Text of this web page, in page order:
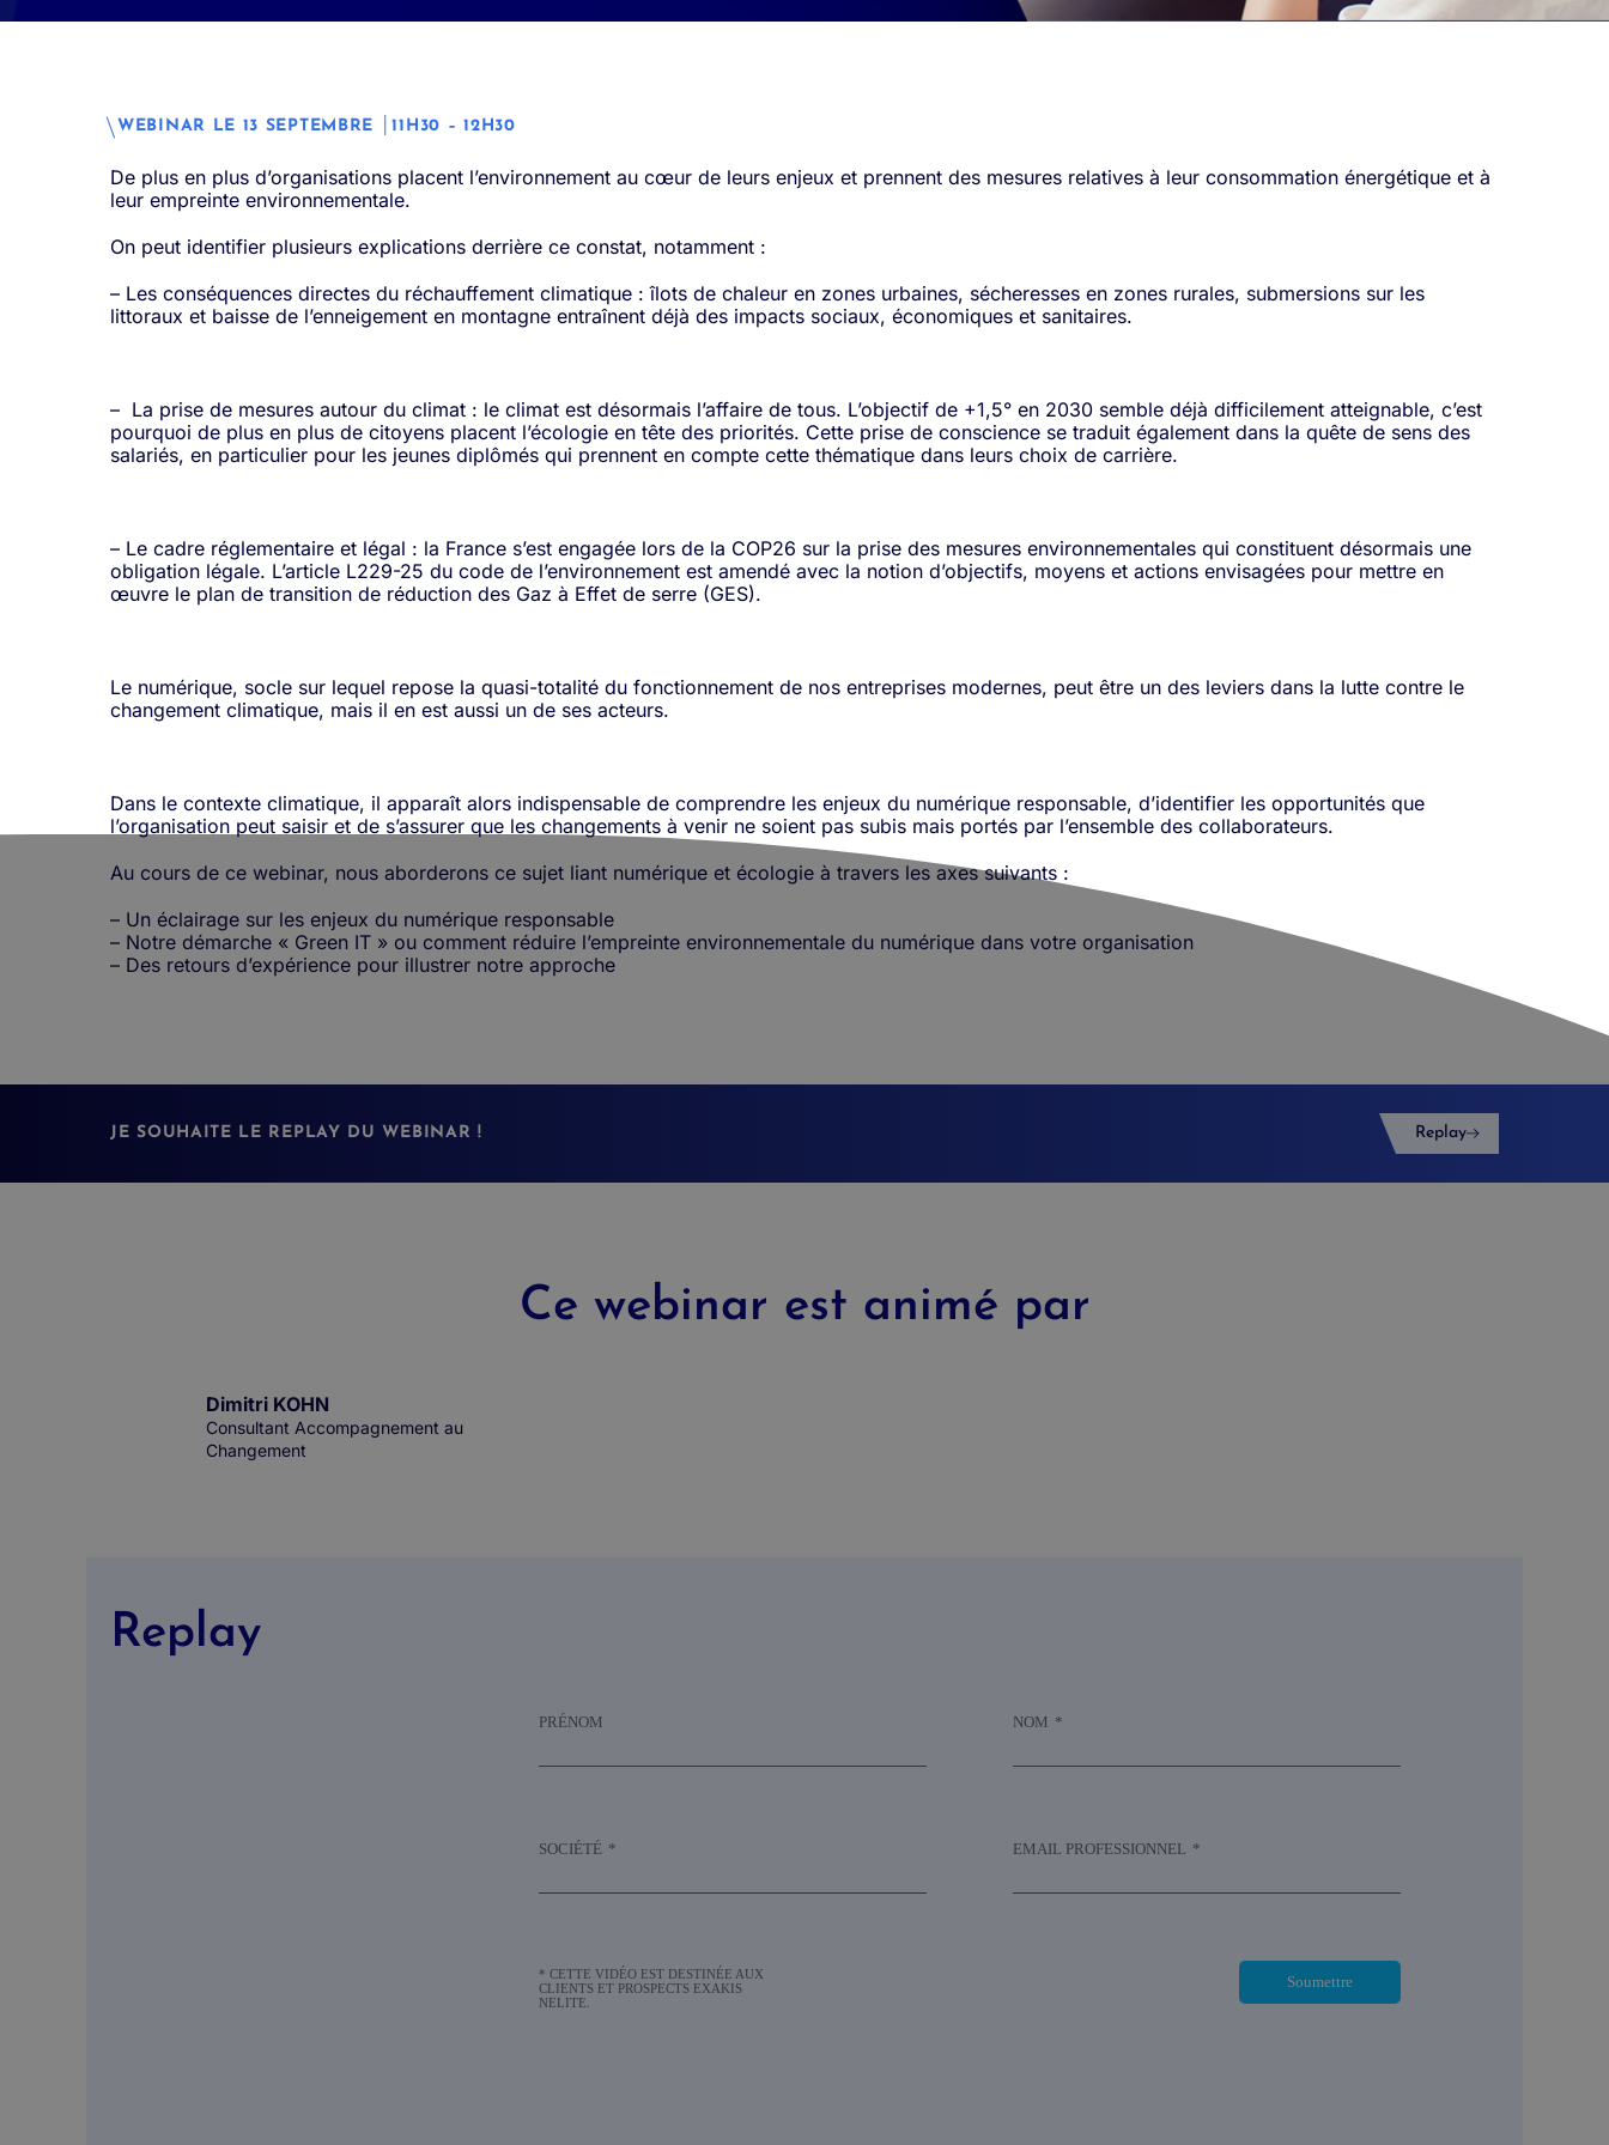
WEBINAR LE 13 SEPTEMBRE │11H30 – 12H30
De plus en plus d’organisations placent l’environnement au cœur de leurs enjeux et prennent des mesures relatives à leur consommation énergétique et à
leur empreinte environnementale.
On peut identifier plusieurs explications derrière ce constat, notamment :
– Les conséquences directes du réchauffement climatique : îlots de chaleur en zones urbaines, sécheresses en zones rurales, submersions sur les
littoraux et baisse de l’enneigement en montagne entraînent déjà des impacts sociaux, économiques et sanitaires.
– La prise de mesures autour du climat : le climat est désormais l’affaire de tous. L’objectif de +1,5° en 2030 semble déjà difficilement atteignable, c’est
pourquoi de plus en plus de citoyens placent l’écologie en tête des priorités. Cette prise de conscience se traduit également dans la quête de sens des
salariés, en particulier pour les jeunes diplômés qui prennent en compte cette thématique dans leurs choix de carrière.
– Le cadre réglementaire et légal : la France s’est engagée lors de la COP26 sur la prise des mesures environnementales qui constituent désormais une
obligation légale. L’article L229-25 du code de l’environnement est amendé avec la notion d’objectifs, moyens et actions envisagées pour mettre en
œuvre le plan de transition de réduction des Gaz à Effet de serre (GES).
Le numérique, socle sur lequel repose la quasi-totalité du fonctionnement de nos entreprises modernes, peut être un des leviers dans la lutte contre le
changement climatique, mais il en est aussi un de ses acteurs.
Dans le contexte climatique, il apparaît alors indispensable de comprendre les enjeux du numérique responsable, d’identifier les opportunités que
l’organisation peut saisir et de s’assurer que les changements à venir ne soient pas subis mais portés par l’ensemble des collaborateurs.
Au cours de ce webinar, nous aborderons ce sujet liant numérique et écologie à travers les axes suivants :
– Un éclairage sur les enjeux du numérique responsable
– Notre démarche « Green IT » ou comment réduire l’empreinte environnementale du numérique dans votre organisation
– Des retours d’expérience pour illustrer notre approche
JE SOUHAITE LE REPLAY DU WEBINAR ! Replay
Ce webinar est animé par
Dimitri KOHN
Consultant Accompagnement au
Changement
Replay